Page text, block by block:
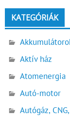
KATEGÓRIÁK
Aktív ház
Atomenergia
Autó-motor
Autógáz,